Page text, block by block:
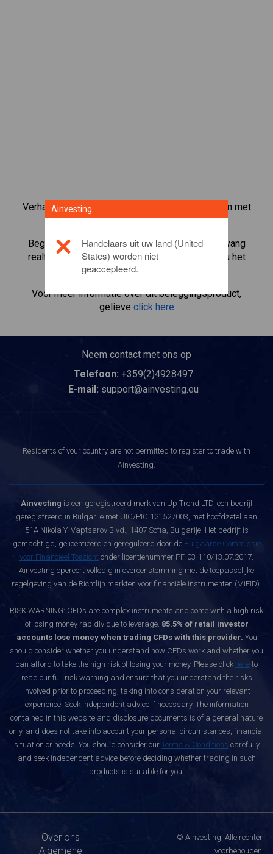
Verhandel meer dan 1000 internationale aandelen met
het CFD-handelsplatform van Ainvesting.
Begin met het handelen in CFD's inReddit
. Ontvang
realtime koersen en ontvang dividenden alsof u het
aandeel zelf bezit.
Voor meer informatie over dit beleggingsproduct,
gelieve click here
Neem contact met ons op
Telefoon: +359(2)4928497
E-mail: support@ainvesting.eu
Residents of your country are not permitted to register to trade with
Ainvesting.
Ainvesting is een geregistreerd merk van Up Trend LTD, een bedrijf
geregistreerd in Bulgarije met UIC/PIC 121527003, met hoofdzetel aan
51A Nikola Y. Vaptsarov Blvd., 1407 Sofia, Bulgarije. Het bedrijf is
gemachtigd, gelicentieerd en gereguleerd door de Bulgaarse Commissie
voor Financieel Toezicht onder licentienummer РГ-03-110/13.07.2017.
Ainvesting opereert volledig in overeenstemming met de toepasselijke
regelgeving van de Richtlijn markten voor financiële instrumenten (MiFID).
RISK WARNING: CFDs are complex instruments and come with a high risk
of losing money rapidly due to leverage. 85.5% of retail investor
accounts lose money when trading CFDs with this provider. You
should consider whether you understand how CFDs work and whether you
can afford to take the high risk of losing your money. Please click hereto
read our full risk warning and ensure that you understand the risks
involved prior to proceeding, taking into consideration your relevant
experience. Seek independent advice if necessary. The information
contained in this website and disclosure documents is of a general nature
only, and does not take into account your personal circumstances, financial
situation or needs. You should consider our Terms & Conditions carefully
and seek independent advice before deciding whether trading in such
products is suitable for you.
Over ons
Algemene
© Ainvesting. Alle rechten
voorbehouden.
Ainvesting
Handelaars uit uw land (United
States) worden niet
geaccepteerd.